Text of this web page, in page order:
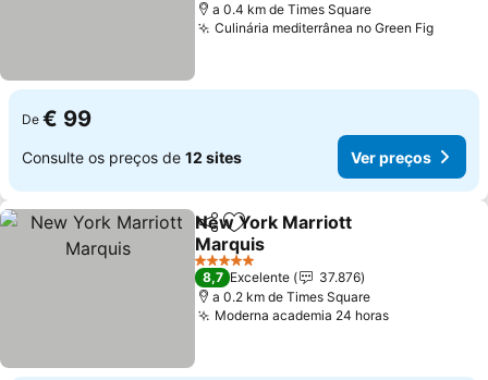
a 0.4 km de Times Square
Culinária mediterrânea no Green Fig
De € 99
Consulte os preços de 12 sites Ver preços
PartilharAdicionar aos favoritos
New York Marriott
Marquis
5 Estrelas
8,7 Excelente
37.876
a 0.2 km de Times Square
Moderna academia 24 horas